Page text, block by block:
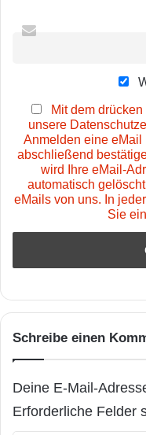
Mit dem
unsere
Anmelden eine eMail
abschließend
wird Ihre eMail-
automatisch
eMails von uns. In
Sie
Schreibe einen
Deine E-Mail-
Erforderliche Felder